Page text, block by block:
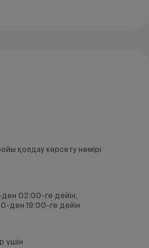
ЖШС-ны қайта
қолдау көрсету нөмірі
02:00-ге дейін;
ден 19:00-ге дейін
үшін